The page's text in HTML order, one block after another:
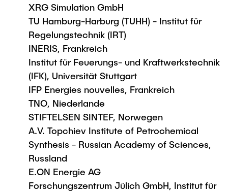
XRG Simulation GmbH
TU Hamburg-Harburg (TUHH) - Institut für
Regelungstechnik (IRT)
INERIS, Frankreich
Institut für Feuerungs- und Kraftwerkstechnik
(IFK), Universität Stuttgart
IFP Energies nouvelles, Frankreich
TNO, Niederlande
STIFTELSEN SINTEF, Norwegen
A.V. Topchiev Institute of Petrochemical
Synthesis - Russian Academy of Sciences,
Russland
E.ON Energie AG
Forschungszentrum Jülich GmbH, Institut für